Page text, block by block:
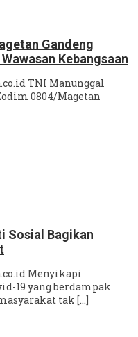
Gandeng
Kebangsaan
TNI Manunggal
0804/Magetan
Sosial Bagikan
Menyikapi
19 yang berdampak
tak […]